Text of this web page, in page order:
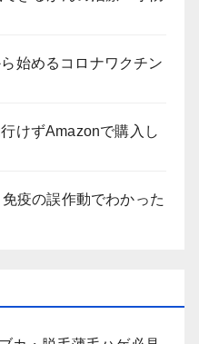
始めるコロナワクチン
けずAmazonで購入し
疫の誤作動でわかった